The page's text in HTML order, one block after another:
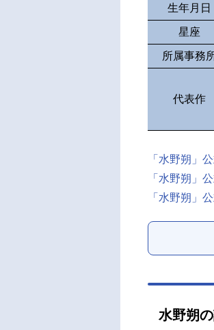
生年月日
星座
所属事務
代表作
「水野朔」
「水野朔」
「水野朔」
水野朔